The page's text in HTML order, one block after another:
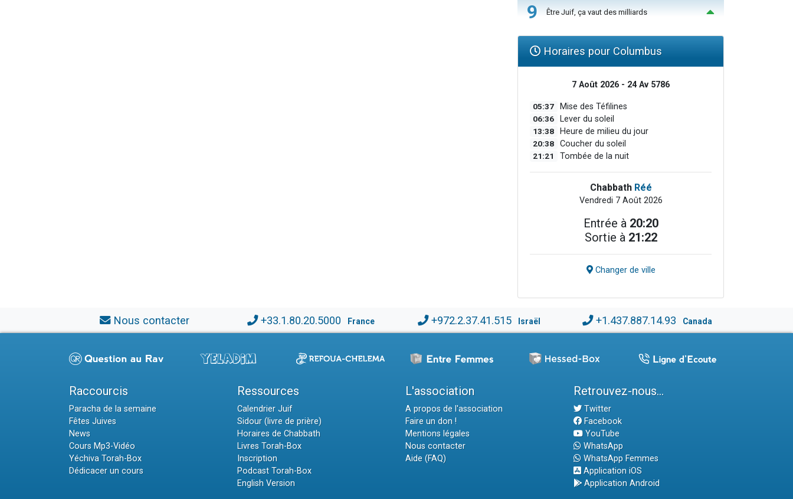
9 Être Juif, ça vaut des milliards
Horaires pour Columbus
7 Août 2026 - 24 Av 5786
05:37 Mise des Téfilines
06:36 Lever du soleil
13:38 Heure de milieu du jour
20:38 Coucher du soleil
21:21 Tombée de la nuit
Chabbath Réé
Vendredi 7 Août 2026
Entrée à 20:20
Sortie à 21:22
Changer de ville
Nous contacter +33.1.80.20.5000 France +972.2.37.41.515 Israël +1.437.887.14.93 Canada
Raccourcis
Paracha de la semaine
Fêtes Juives
News
Cours Mp3-Vidéo
Yéchiva Torah-Box
Dédicacer un cours
Ressources
Calendrier Juif
Sidour (livre de prière)
Horaires de Chabbath
Livres Torah-Box
Inscription
Podcast Torah-Box
English Version
L'association
A propos de l'association
Faire un don !
Mentions légales
Nous contacter
Aide (FAQ)
Retrouvez-nous...
Twitter
Facebook
YouTube
WhatsApp
WhatsApp Femmes
Application iOS
Application Android